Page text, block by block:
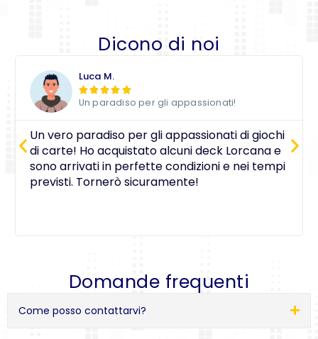
Dicono di noi
Luca M.
 
Un paradiso per gli appassionati!
Un vero paradiso per gli appassionati di giochi
di carte! Ho acquistato alcuni deck Lorcana e
sono arrivati in perfette condizioni e nei tempi
previsti. Tornerò sicuramente!
Domande frequenti
Come posso contattarvi?